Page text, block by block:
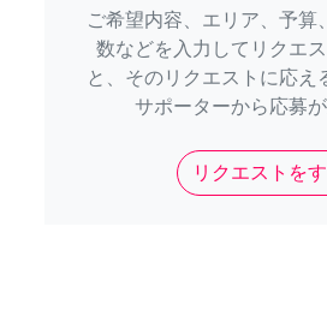
ご希望内容、エリア、予算
数などを入力してリクエ
と、そのリクエストに応え
サポーターから応募が
リクエストを